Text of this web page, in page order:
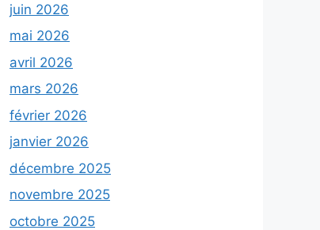
juin 2026
mai 2026
avril 2026
mars 2026
février 2026
janvier 2026
décembre 2025
novembre 2025
octobre 2025